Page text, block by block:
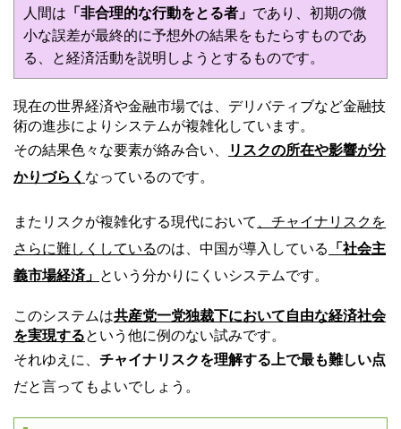
人間は 「非合理的な行動をとる者」 であり、初期の微
小な誤差が最終的に予想外の結果をもたらすものであ
る、と経済活動を説明しようとするものです。
現在の世界経済や金融市場では、デリバティブなど金融技
術の進歩によりシステムが複雑化しています。
その結果色々な要素が絡み合い、
リスクの所在や影響が分
かりづらく なっているのです。
またリスクが複雑化する現代において 、チャイナリスクを
さらに難しくしているのは、中国が導入している 「社会主
義市場経済」 という分かりにくいシステムです。
このシステムは共産党一党独裁下において自由な経済社会
を実現するという他に例のない試みです。
それゆえに、 チャイナリスクを理解する上で最も難しい点
だと言ってもよいでしょう。